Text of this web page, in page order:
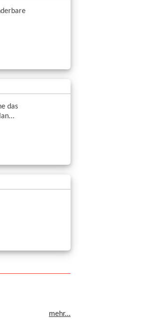
das
mehr...